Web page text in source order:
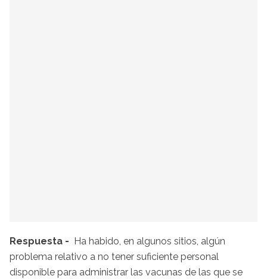
Respuesta -
Ha habido, en algunos sitios, algún
problema relativo a no tener suficiente personal
disponible para administrar las vacunas de las que se